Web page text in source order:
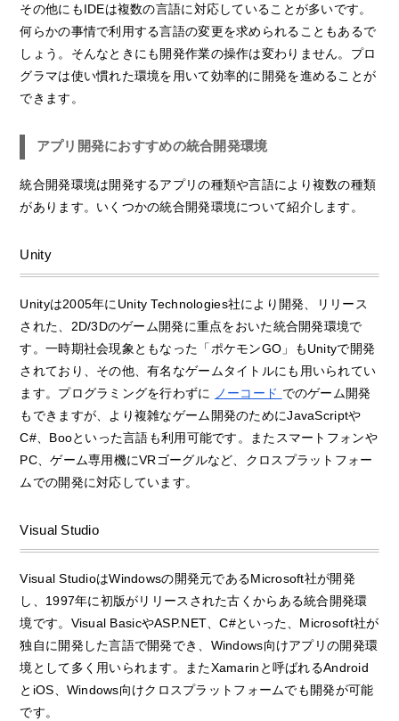
その他にもIDEは複数の言語に対応していることが多いです。
何らかの事情で利用する言語の変更を求められることもあるで
しょう。そんなときにも開発作業の操作は変わりません。プロ
グラマは使い慣れた環境を用いて効率的に開発を進めることが
できます。
アプリ開発におすすめの統合開発環境
統合開発環境は開発するアプリの種類や言語により複数の種類
があります。いくつかの統合開発環境について紹介します。
Unity
Unityは2005年にUnity Technologies社により開発、リリース
された、2D/3Dのゲーム開発に重点をおいた統合開発環境で
す。一時期社会現象ともなった「ポケモンGO」もUnityで開発
されており、その他、有名なゲームタイトルにも用いられてい
ます。プログラミングを行わずに
ノーコード でのゲーム開発
もできますが、より複雑なゲーム開発のためにJavaScriptや
C#、Booといった言語も利用可能です。またスマートフォンや
PC、ゲーム専用機にVRゴーグルなど、クロスプラットフォー
ムでの開発に対応しています。
Visual Studio
Visual StudioはWindowsの開発元であるMicrosoft社が開発
し、1997年に初版がリリースされた古くからある統合開発環
境です。Visual BasicやASP.NET、C#といった、Microsoft社が
独自に開発した言語で開発でき、Windows向けアプリの開発環
境として多く用いられます。またXamarinと呼ばれるAndroid
とiOS、Windows向けクロスプラットフォームでも開発が可能
です。